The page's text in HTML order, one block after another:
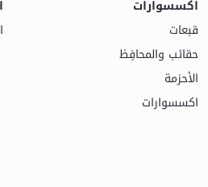
اكسسوارات
قبعات
حقائب والمحافِظ
الأحزمة
اكسسوارات